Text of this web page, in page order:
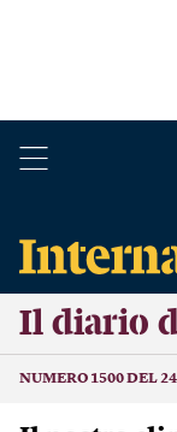
Il diario
NUMERO 1500 DEL